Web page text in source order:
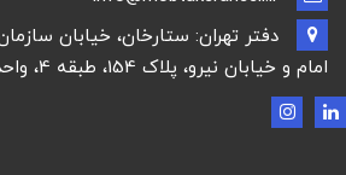
دفتر تهران: ستارخان، خیابان
امام و خیابان نیرو، پلاک 154، طبقه 4، واحد 12